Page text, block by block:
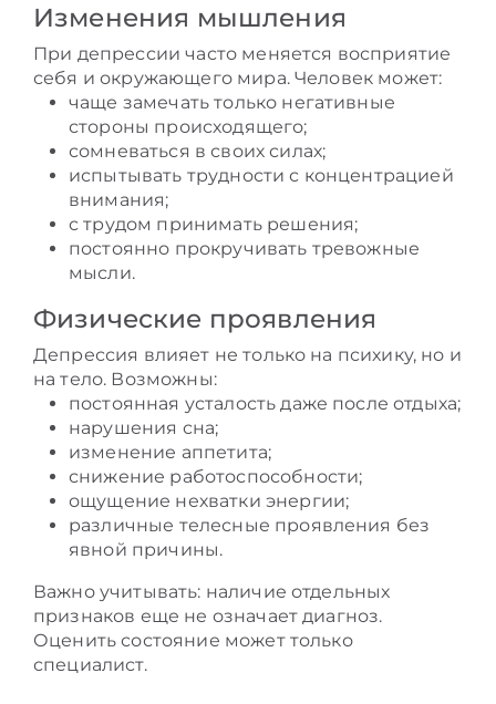
Изменения мышления
При депрессии часто меняется восприятие
себя и окружающего мира. Человек может:
чаще замечать только негативные
стороны происходящего;
сомневаться в своих силах;
испытывать трудности с концентрацией
внимания;
с трудом принимать решения;
постоянно прокручивать тревожные
мысли.
Физические проявления
Депрессия влияет не только на психику, но и
на тело. Возможны:
постоянная усталость даже после отдыха;
нарушения сна;
изменение аппетита;
снижение работоспособности;
ощущение нехватки энергии;
различные телесные проявления без
явной причины.
Важно учитывать: наличие отдельных
признаков еще не означает диагноз.
Оценить состояние может только
специалист.